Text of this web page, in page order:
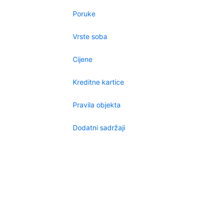
Poruke
Vrste soba
Cijene
Kreditne kartice
Pravila objekta
Dodatni sadržaji